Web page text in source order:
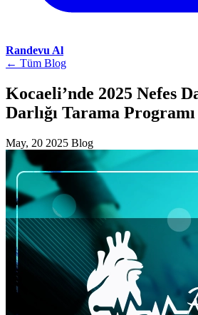
Randevu Al
← Tüm Blog
Kocaeli’nde 2025 Nefes
Darlığı Tarama Programı
May, 20 2025 Blog